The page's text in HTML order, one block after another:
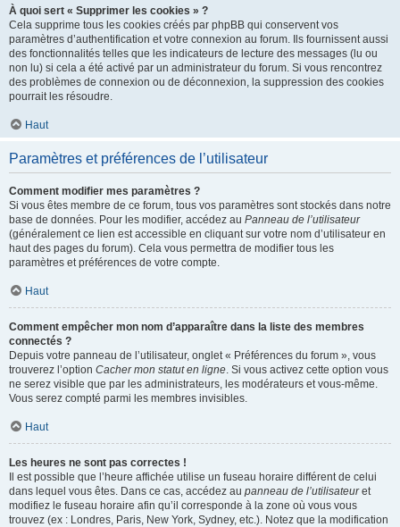
À quoi sert « Supprimer les cookies » ?
Cela supprime tous les cookies créés par phpBB qui conservent vos
paramètres d’authentification et votre connexion au forum. Ils fournissent aussi
des fonctionnalités telles que les indicateurs de lecture des messages (lu ou
non lu) si cela a été activé par un administrateur du forum. Si vous rencontrez
des problèmes de connexion ou de déconnexion, la suppression des cookies
pourrait les résoudre.
Haut
Paramètres et préférences de l’utilisateur
Comment modifier mes paramètres ?
Si vous êtes membre de ce forum, tous vos paramètres sont stockés dans notre
base de données. Pour les modifier, accédez au Panneau de l’utilisateur
(généralement ce lien est accessible en cliquant sur votre nom d’utilisateur en
haut des pages du forum). Cela vous permettra de modifier tous les
paramètres et préférences de votre compte.
Haut
Comment empêcher mon nom d’apparaître dans la liste des membres
connectés ?
Depuis votre panneau de l’utilisateur, onglet « Préférences du forum », vous
trouverez l’option Cacher mon statut en ligne. Si vous activez cette option vous
ne serez visible que par les administrateurs, les modérateurs et vous-même.
Vous serez compté parmi les membres invisibles.
Haut
Les heures ne sont pas correctes !
Il est possible que l’heure affichée utilise un fuseau horaire différent de celui
dans lequel vous êtes. Dans ce cas, accédez au panneau de l’utilisateuret
modifiez le fuseau horaire afin qu’il corresponde à la zone où vous vous
trouvez (ex : Londres, Paris, New York, Sydney, etc.). Notez que la modification